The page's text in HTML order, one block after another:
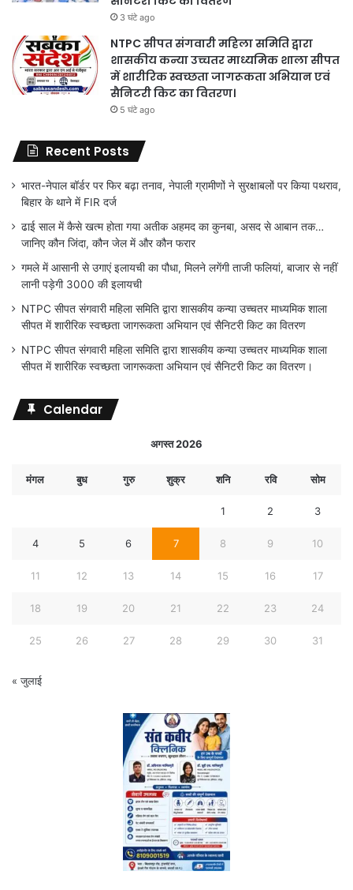
3 घंटे ago
NTPC सीपत संगवारी महिला समिति द्वारा
शासकीय कन्या उच्चतर माध्यमिक शाला सीपत
में शारीरिक स्वच्छता जागरूकता अभियान एवं
सैनिटरी किट का वितरण।
5 घंटे ago
Recent Posts
भारत-नेपाल बॉर्डर पर फिर बढ़ा तनाव, नेपाली ग्रामीणों ने सुरक्षाबलों पर किया पथराव,
बिहार के थाने में FIR दर्ज
ढाई साल में कैसे खत्म होता गया अतीक अहमद का कुनबा, असद से आबान तक…
जानिए कौन जिंदा, कौन जेल में और कौन फरार
गमले में आसानी से उगाएं इलायची का पौधा, मिलने लगेंगी ताजी फलियां, बाजार से नहीं
लानी पड़ेगी 3000 की इलायची
NTPC सीपत संगवारी महिला समिति द्वारा शासकीय कन्या उच्चतर माध्यमिक शाला
सीपत में शारीरिक स्वच्छता जागरूकता अभियान एवं सैनिटरी किट का वितरण
NTPC सीपत संगवारी महिला समिति द्वारा शासकीय कन्या उच्चतर माध्यमिक शाला
सीपत में शारीरिक स्वच्छता जागरूकता अभियान एवं सैनिटरी किट का वितरण।
Calendar
अगस्त 2026
मंगल बुध गुरु शुक्र शनि रवि सोम
1 2 3
4 5 6 7 8 9 10
11 12 13 14 15 16 17
18 19 20 21 22 23 24
25 26 27 28 29 30 31
« जुलाई